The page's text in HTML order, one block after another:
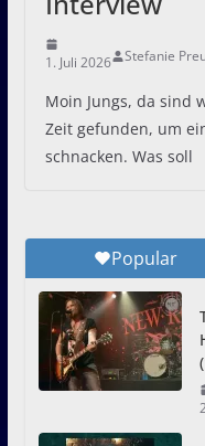
1. Juli 2026 Stefanie
Moin Jungs, da sind
Zeit gefunden, um
schnacken. Was soll
Popular